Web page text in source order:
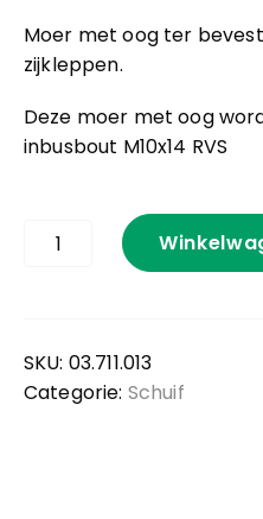
Moer met oog ter
zijkleppen.
Deze moer met oog
inbusbout M10x14 RVS
Moer
M10
SKU: 03.711.013
Categorie: Schuif